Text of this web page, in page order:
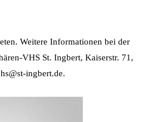
Weitere Informationen bei der
VHS St. Ingbert, Kaiserstr. 71,
ingbert.de.